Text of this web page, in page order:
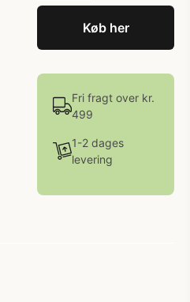
Køb her
Fri fragt over kr.
499
1-2 dages
levering